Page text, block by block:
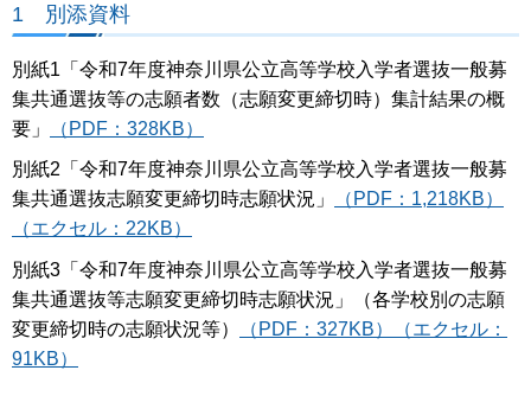
1 別添資料
別紙1「令和7年度神奈川県公立高等学校入学者選抜一般募
集共通選抜等の志願者数（志願変更締切時）集計結果の概
要」
（PDF：328KB）
別紙2「令和7年度神奈川県公立高等学校入学者選抜一般募
集共通選抜志願変更締切時志願状況」
（PDF：1,218KB）
（エクセル：22KB）
別紙3「令和7年度神奈川県公立高等学校入学者選抜一般募
集共通選抜等志願変更締切時志願状況」（各学校別の志願
変更締切時の志願状況等）
（PDF：327KB）
（エクセル：
91KB）